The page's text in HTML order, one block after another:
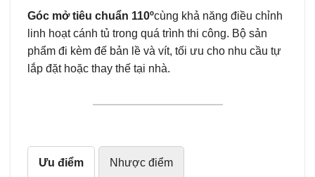
Góc mở tiêu chuẩn 110ºcùng khả năng điều chỉnh
linh hoạt cánh tủ trong quá trình thi công. Bộ sản
phẩm đi kèm đế bản lề và vít, tối ưu cho nhu cầu tự
lắp đặt hoặc thay thế tại nhà.
Ưu điểm Nhược điểm